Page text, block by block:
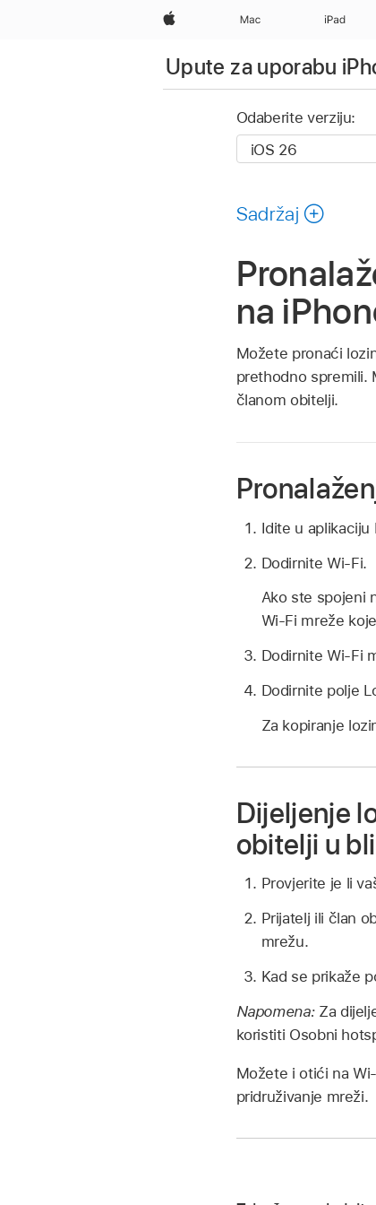
Apple Mac iPad
Upute za uporabu
Odaberite verziju:
Sadržaj
na
Možete pronaći
prethodno spremili.
članom obitelji.
Idite u aplikaciju
Dodirnite Wi-Fi.
Ako ste spojeni
Wi-Fi mreže
Dodirnite Wi-Fi
Dodirnite polje
Za kopiranje
Dijeljenje
obitelji u
Provjerite je li
Prijatelj ili član
mrežu.
Kad se prikaže
Napomena: Za
koristiti Osobni
Možete i otići na
pridruživanje mreži.